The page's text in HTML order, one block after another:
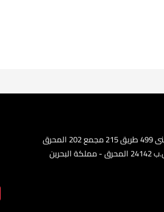
202 المحرق
مملكة البحرين